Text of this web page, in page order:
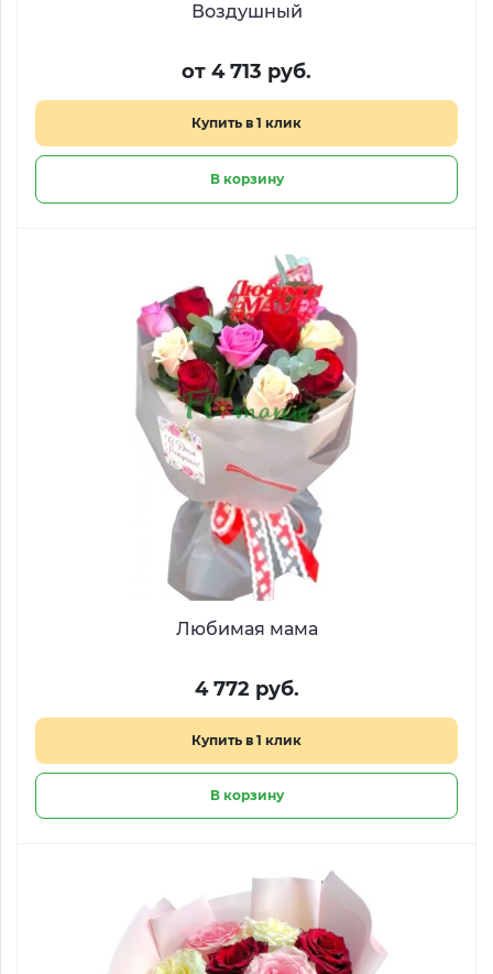
Воздушный
от 4 713 руб.
Купить в 1 клик
В корзину
Любимая мама
4 772 руб.
Купить в 1 клик
В корзину